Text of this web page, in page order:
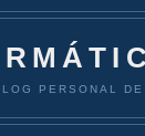
PERSONAL